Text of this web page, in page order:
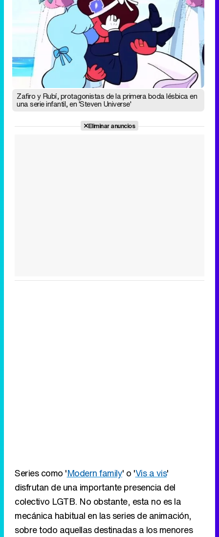
Zafiro y Rubí, protagonistas de la primera boda lésbica en
una serie infantil, en 'Steven Universe'
Eliminar anuncios
Series como 'Modern family' o 'Vis a vis'
disfrutan de una importante presencia del
colectivo LGTB. No obstante, esta no es la
mecánica habitual en las series de animación,
sobre todo aquellas destinadas a los menores